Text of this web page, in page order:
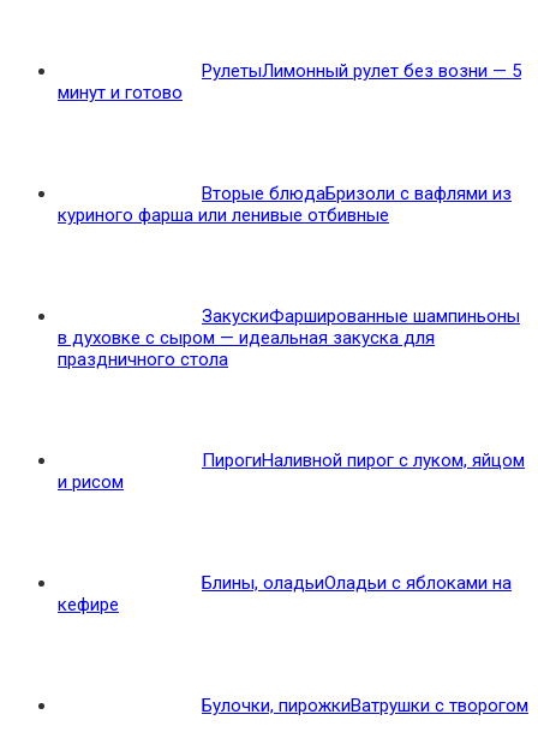
РулетыЛимонный рулет без возни — 5
минут и готово
Вторые блюдаБризоли с вафлями из
куриного фарша или ленивые отбивные
ЗакускиФаршированные шампиньоны
в духовке с сыром — идеальная закуска для
праздничного стола
ПирогиНаливной пирог с луком, яйцом
и рисом
Блины, оладьиОладьи с яблоками на
кефире
Булочки, пирожкиВатрушки с творогом